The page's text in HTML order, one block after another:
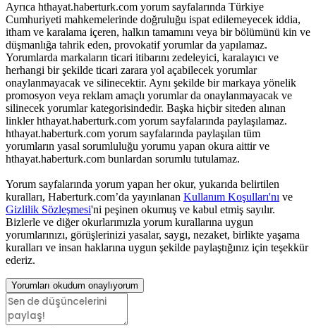
Ayrıca hthayat.haberturk.com yorum sayfalarında Türkiye
Cumhuriyeti mahkemelerinde doğruluğu ispat edilemeyecek iddia,
itham ve karalama içeren, halkın tamamını veya bir bölümünü kin ve
düşmanlığa tahrik eden, provokatif yorumlar da yapılamaz.
Yorumlarda markaların ticari itibarını zedeleyici, karalayıcı ve
herhangi bir şekilde ticari zarara yol açabilecek yorumlar
onaylanmayacak ve silinecektir. Aynı şekilde bir markaya yönelik
promosyon veya reklam amaçlı yorumlar da onaylanmayacak ve
silinecek yorumlar kategorisindedir. Başka hiçbir siteden alınan
linkler hthayat.haberturk.com yorum sayfalarında paylaşılamaz.
hthayat.haberturk.com yorum sayfalarında paylaşılan tüm
yorumların yasal sorumluluğu yorumu yapan okura aittir ve
hthayat.haberturk.com bunlardan sorumlu tutulamaz.
Yorum sayfalarında yorum yapan her okur, yukarıda belirtilen
kuralları, Haberturk.com’da yayınlanan Kullanım Koşulları'nı ve
Gizlilik Sözleşmesi'ni peşinen okumuş ve kabul etmiş sayılır.
Bizlerle ve diğer okurlarımızla yorum kurallarına uygun
yorumlarınızı, görüşlerinizi yasalar, saygı, nezaket, birlikte yaşama
kuralları ve insan haklarına uygun şekilde paylaştığınız için teşekkür
ederiz.
Yorumları okudum onaylıyorum